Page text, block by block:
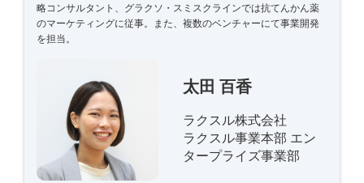
略コンサルタント、グラクソ・スミスクラインでは抗てんかん薬
のマーケティングに従事。また、複数のベンチャーにて事業開発
を担当。
太田 百香
ラクスル株式会社
ラクスル事業本部 エン
タープライズ事業部